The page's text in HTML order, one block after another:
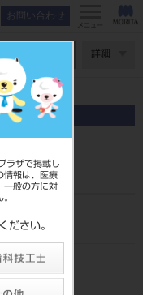
ラザで掲載し
情報は、医療
一般の方に対
ださい。
お問い合わせ
メニュー
詳細
歯
コード